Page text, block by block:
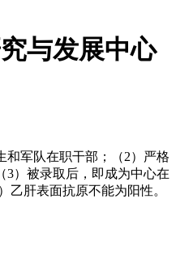
与发展中心
和军队在职干部；（2）严格
3）被录取后，即成为中心在
乙肝表面抗原不能为阳性。